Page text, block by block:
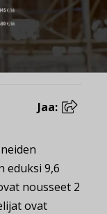
Jaa:
eduksi 9,6
nousseet 2
ovat